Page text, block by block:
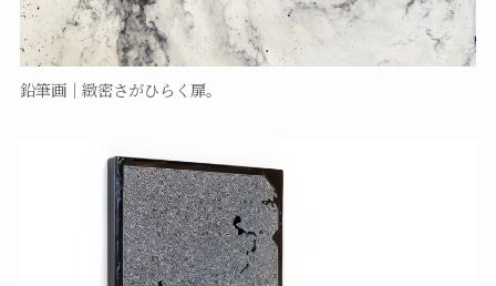
鉛筆画｜緻密さがひらく扉。